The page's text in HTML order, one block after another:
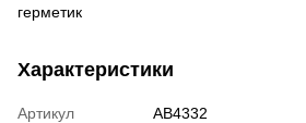
герметик
Характеристики
Артикул
AB4332